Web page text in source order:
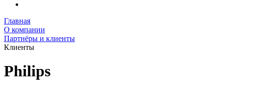
Главная
О компании
Партнёры и клиенты
Клиенты
Philips